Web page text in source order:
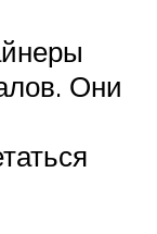
Они